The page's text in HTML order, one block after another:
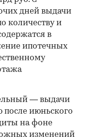
дней выдачи
количеству и
в
ипотечных
— выдачи
после июньского
на фоне
изменений